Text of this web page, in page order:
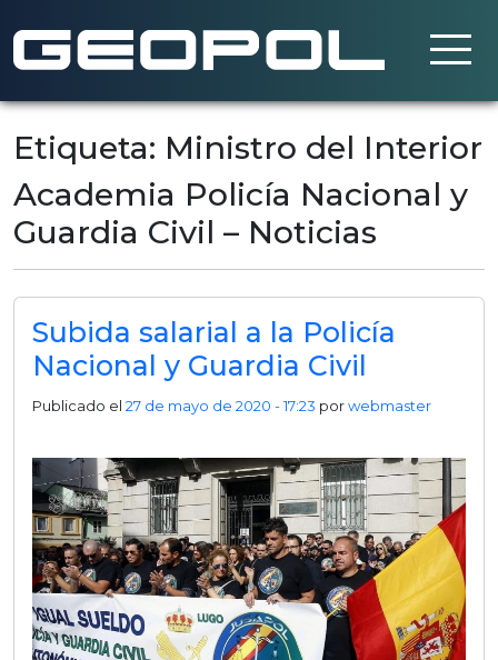
Saltar al contenido principal
Etiqueta: Ministro del Interior
Academia Policía Nacional y
Guardia Civil – Noticias
Subida salarial a la Policía
Nacional y Guardia Civil
Publicado el 27 de mayo de 2020 - 17:23 porwebmaster